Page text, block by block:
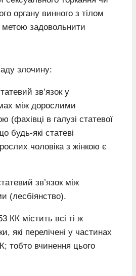
органу винного з тілом
метою задовольнити
злочину:
зв’язок у
між дорослими
(фахівці в галузі статевої
будь-які статеві
чоловіка з жінкою є
зв’язок між
(лесбіянство).
КК містить всі ті ж
які перелічені у частинах
тобто вчинення цього